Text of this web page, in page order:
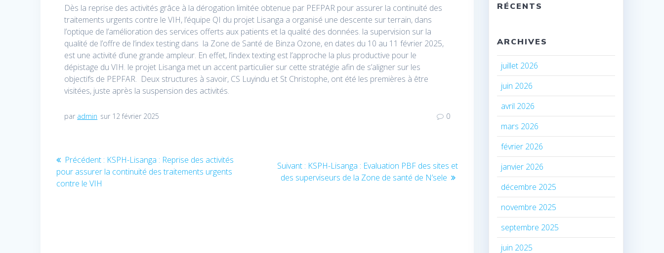
Dès la reprise des activités grâce à la dérogation limitée obtenue par PEFPAR pour assurer la continuité des
traitements urgents contre le VIH, l’équipe QI du projet Lisanga a organisé une descente sur terrain, dans
l’optique de l’amélioration des services offerts aux patients et la qualité des données. la supervision sur la
qualité de l’offre de l’index testing dans la Zone de Santé de Binza Ozone, en dates du 10 au 11 février 2025,
est une activité d’une grande ampleur. En effet, l’index texting est l’approche la plus productive pour le
dépistage du VIH. le projet Lisanga met un accent particulier sur cette stratégie afin de s’aligner sur les
objectifs de PEPFAR. Deux structures à savoir, CS Luyindu et St Christophe, ont été les premières à être
visitées, juste après la suspension des activités.
par admin sur 12 février 2025 0
Navigation
de
Précédent : Article
précédent
KSPH-Lisanga : Reprise des activités
pour assurer la continuité des traitements urgents
contre le VIH
Suivant : Article
suivant
KSPH-Lisanga : Evaluation PBF des sites et
des superviseurs de la Zone de santé de N’sele
RÉCENTS
ARCHIVES
juillet 2026
juin 2026
avril 2026
mars 2026
février 2026
janvier 2026
décembre 2025
novembre 2025
septembre 2025
juin 2025